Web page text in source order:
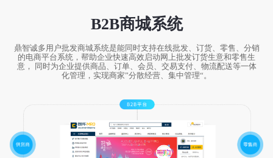
B2B商城系统
鼎智诚多用户批发商城系统是能同时支持在线批发、订货、零售、分销
的电商平台系统，帮助企业快速高效启动网上批发订货生意和零售生
意， 同时为企业提供商品、订单、会员、交易支付、物流配送等一体
化管理，实现商家”分散经营、集中管理“。